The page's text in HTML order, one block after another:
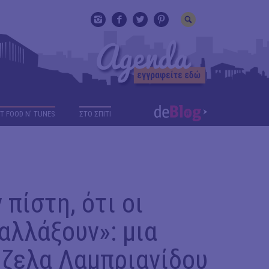
FOOD N' TUNES ΣΤΟ ΣΠΙΤΙ
ότι οι
μια
Λαμπριανίδου